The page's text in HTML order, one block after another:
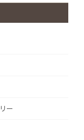
ー